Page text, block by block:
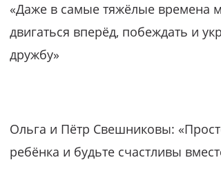
«Даже в самые тяжёлые времена
двигаться вперёд, побеждать и
дружбу»
Ольга и Пётр Свешниковы:
ребёнка и будьте счастливы